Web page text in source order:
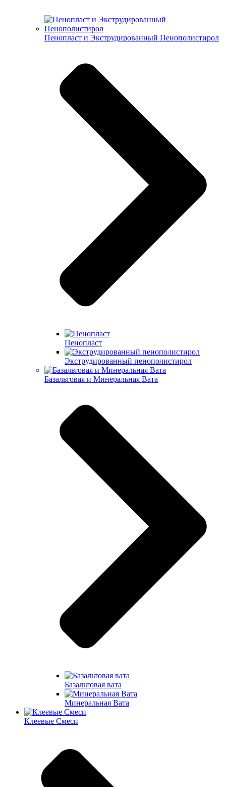
Пенопласт и Экструдированный Пенополистирол
Пенопласт
Экструдированный пенополистирол
Базальтовая и Минеральная Вата
Базальтовая вата
Минеральная Вата
Клеевые Смеси